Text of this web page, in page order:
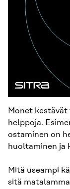
Monet
helppoja.
ostaminen on
huoltaminen ja
Mitä useampi
sitä